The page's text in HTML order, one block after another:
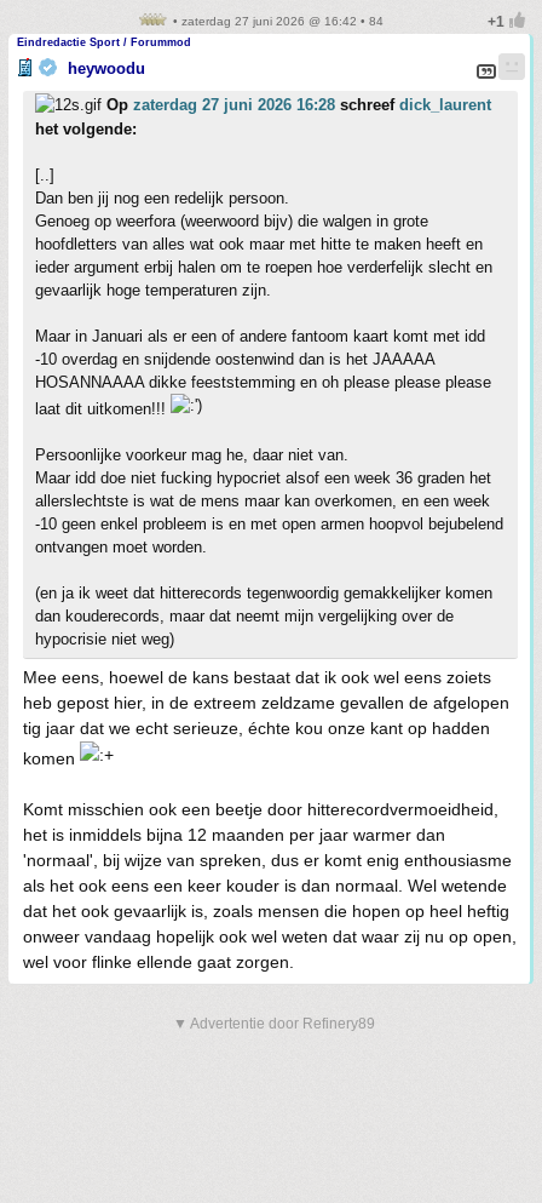
• zaterdag 27 juni 2026 @ 16:42 • 84
Eindredactie Sport / Forummod
heywoodu
Op zaterdag 27 juni 2026 16:28 schreef dick_laurent
het volgende:
[..]
Dan ben jij nog een redelijk persoon.
Genoeg op weerfora (weerwoord bijv) die walgen in grote
hoofdletters van alles wat ook maar met hitte te maken heeft en
ieder argument erbij halen om te roepen hoe verderfelijk slecht en
gevaarlijk hoge temperaturen zijn.
Maar in Januari als er een of andere fantoom kaart komt met idd
-10 overdag en snijdende oostenwind dan is het JAAAAA
HOSANNAAAA dikke feeststemming en oh please please please
laat dit uitkomen!!!
Persoonlijke voorkeur mag he, daar niet van.
Maar idd doe niet fucking hypocriet alsof een week 36 graden het
allerslechtste is wat de mens maar kan overkomen, en een week
-10 geen enkel probleem is en met open armen hoopvol bejubelend
ontvangen moet worden.
(en ja ik weet dat hitterecords tegenwoordig gemakkelijker komen
dan kouderecords, maar dat neemt mijn vergelijking over de
hypocrisie niet weg)
Mee eens, hoewel de kans bestaat dat ik ook wel eens zoiets
heb gepost hier, in de extreem zeldzame gevallen de afgelopen
tig jaar dat we echt serieuze, échte kou onze kant op hadden
komen
Komt misschien ook een beetje door hitterecordvermoeidheid,
het is inmiddels bijna 12 maanden per jaar warmer dan
'normaal', bij wijze van spreken, dus er komt enig enthousiasme
als het ook eens een keer kouder is dan normaal. Wel wetende
dat het ook gevaarlijk is, zoals mensen die hopen op heel heftig
onweer vandaag hopelijk ook wel weten dat waar zij nu op open,
wel voor flinke ellende gaat zorgen.
▼ Advertentie door Refinery89